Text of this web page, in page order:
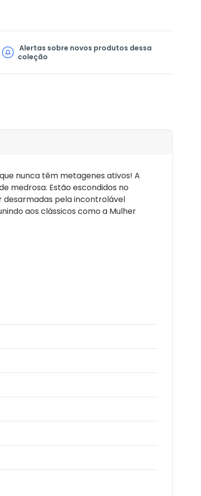
Alertas sobre novos produtos dessa
coleção
nunca têm metagenes ativos! A
medrosa. Estão escondidos no
desarmadas pela incontrolável
aos clássicos como a Mulher